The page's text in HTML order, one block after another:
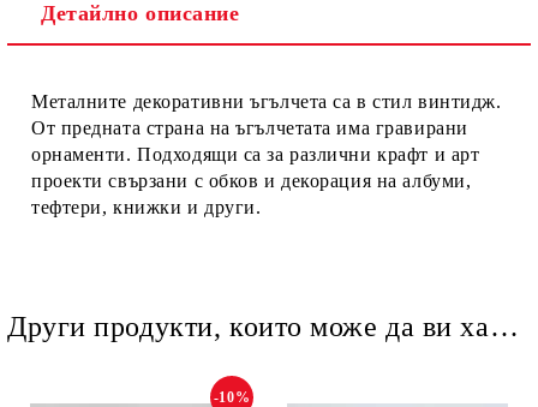
Детайлно описание
Металните декоративни ъгълчета са в стил винтидж.
От предната страна на ъгълчетата има гравирани
орнаменти. Подходящи са за различни крафт и арт
проекти свързани с обков и декорация на албуми,
тефтери, книжки и други.
Други продукти, които може да ви харесат
-10%